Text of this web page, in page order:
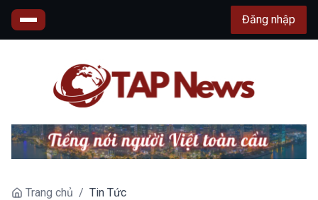
Đăng nhập
Trang chủ / Tin Tức